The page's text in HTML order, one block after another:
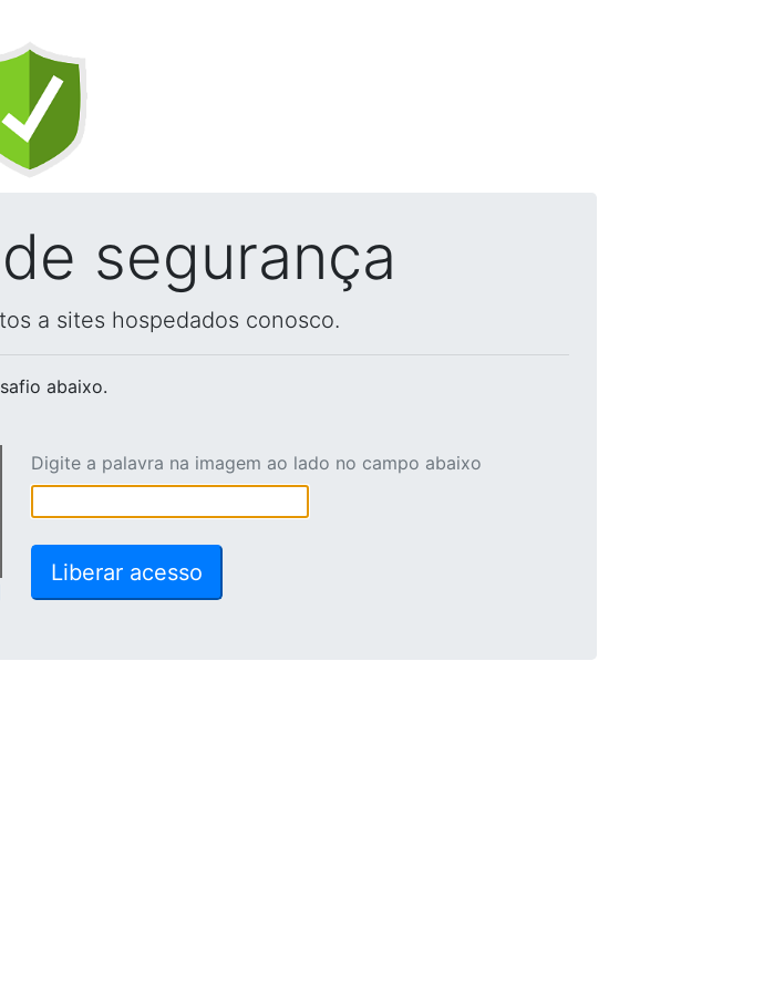
segurança
a sites hospedados conosco.
abaixo.
Digite a palavra na imagem ao lado no campo abaixo